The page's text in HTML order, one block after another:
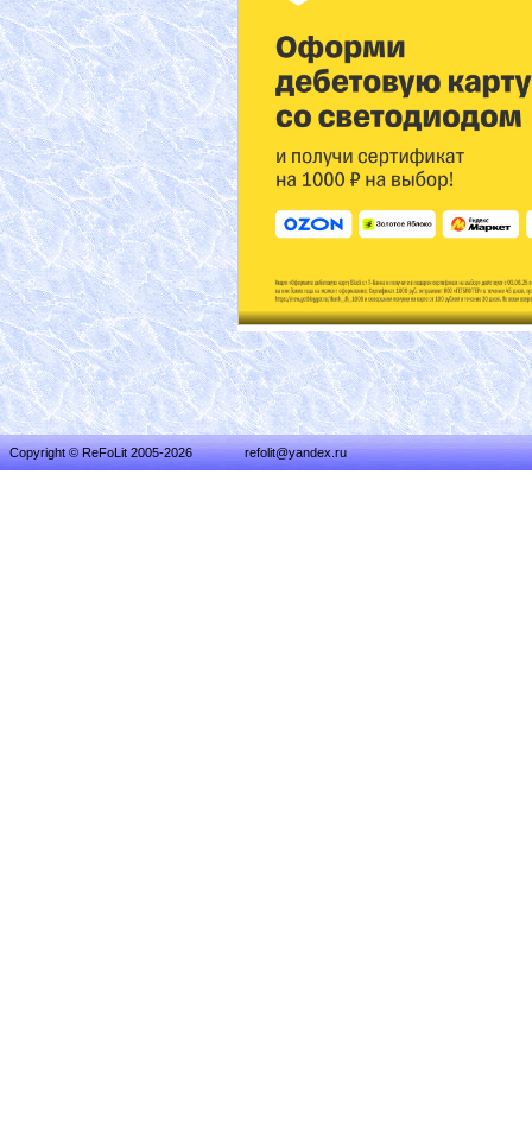
Copyright © ReFoLit 2005-2026 refolit@yandex.ru